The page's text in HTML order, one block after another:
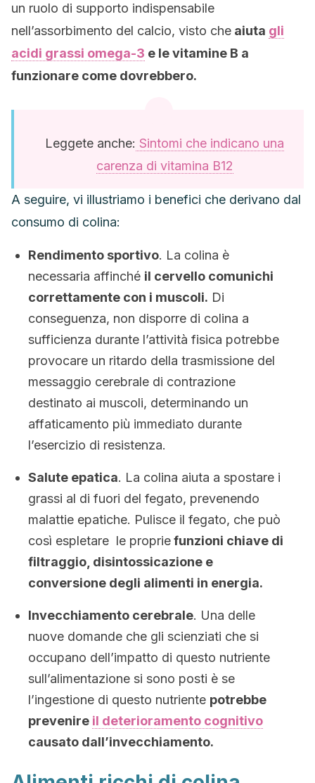
un ruolo di supporto indispensabile
nell’assorbimento del calcio, visto che aiuta gli
acidi grassi omega-3 e le vitamine B a
funzionare come dovrebbero.
Leggete anche: Sintomi che indicano una
carenza di vitamina B12
A seguire, vi illustriamo i benefici che derivano dal
consumo di colina:
Rendimento sportivo. La colina è
necessaria affinché il cervello comunichi
correttamente con i muscoli. Di
conseguenza, non disporre di colina a
sufficienza durante l’attività fisica potrebbe
provocare un ritardo della trasmissione del
messaggio cerebrale di contrazione
destinato ai muscoli, determinando un
affaticamento più immediato durante
l’esercizio di resistenza.
Salute epatica. La colina aiuta a spostare i
grassi al di fuori del fegato, prevenendo
malattie epatiche. Pulisce il fegato, che può
così espletare le propriefunzioni chiave di
filtraggio, disintossicazione e
conversione degli alimenti in energia.
Invecchiamento cerebrale. Una delle
nuove domande che gli scienziati che si
occupano dell’impatto di questo nutriente
sull’alimentazione si sono posti è se
l’ingestione di questo nutriente potrebbe
prevenire il deterioramento cognitivo
causato dall’invecchiamento.